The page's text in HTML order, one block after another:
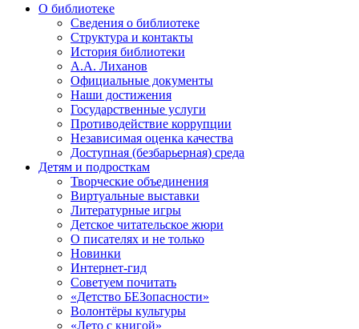
О библиотеке
Сведения о библиотеке
Структура и контакты
История библиотеки
А.А. Лиханов
Официальные документы
Наши достижения
Государственные услуги
Противодействие коррупции
Независимая оценка качества
Доступная (безбарьерная) среда
Детям и подросткам
Творческие объединения
Виртуальные выставки
Литературные игры
Детское читательское жюри
О писателях и не только
Новинки
Интернет-гид
Советуем почитать
«Детство БЕЗопасности»
Волонтёры культуры
«Лето с книгой»